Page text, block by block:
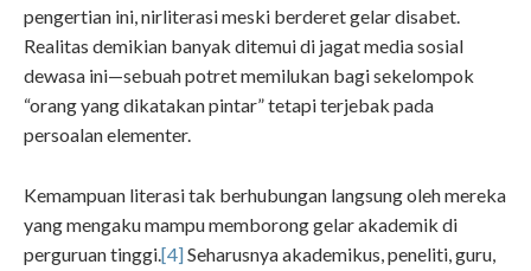
pengertian ini, nirliterasi meski berderet gelar disabet.
Realitas demikian banyak ditemui di jagat media sosial
dewasa ini—sebuah potret memilukan bagi sekelompok
“orang yang dikatakan pintar” tetapi terjebak pada
persoalan elementer.
Kemampuan literasi tak berhubungan langsung oleh mereka
yang mengaku mampu memborong gelar akademik di
perguruan tinggi.[4]Seharusnya akademikus, peneliti, guru,